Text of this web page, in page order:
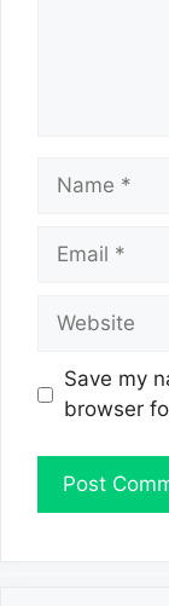
Name
Email
Website
Save my
browser